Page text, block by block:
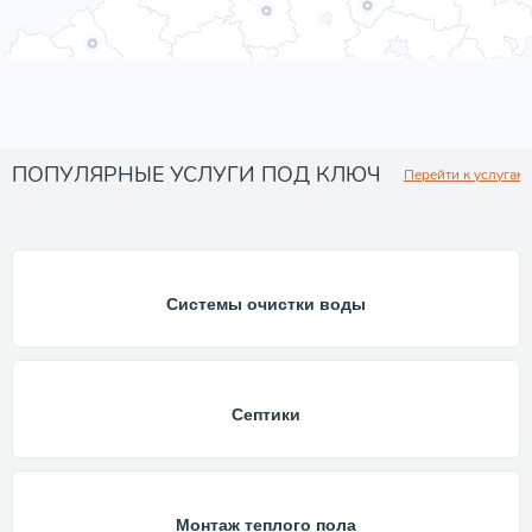
ПОПУЛЯРНЫЕ УСЛУГИ ПОД КЛЮЧ Перейти к услугам
Системы очистки воды
Септики
Монтаж теплого пола